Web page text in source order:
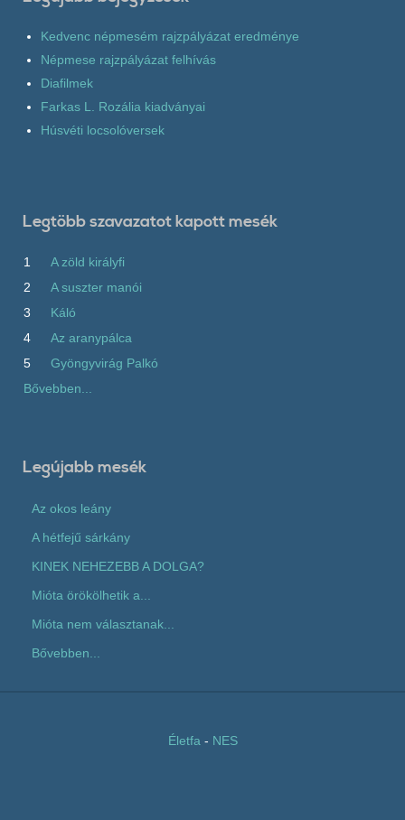
Kedvenc népmesém rajzpályázat eredménye
Népmese rajzpályázat felhívás
Diafilmek
Farkas L. Rozália kiadványai
Húsvéti locsolóversek
Legtöbb szavazatot kapott mesék
1
A zöld királyfi
2
A suszter manói
3
Káló
4
Az aranypálca
5
Gyöngyvirág Palkó
Bővebben...
Legújabb mesék
Az okos leány
A hétfejű sárkány
KINEK NEHEZEBB A DOLGA?
Mióta örökölhetik a...
Mióta nem választanak...
Bővebben...
Életfa - NES